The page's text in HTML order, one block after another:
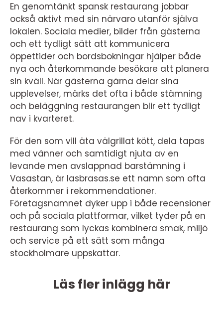
En genomtänkt spansk restaurang jobbar
också aktivt med sin närvaro utanför själva
lokalen. Sociala medier, bilder från gästerna
och ett tydligt sätt att kommunicera
öppettider och bordsbokningar hjälper både
nya och återkommande besökare att planera
sin kväll. När gästerna gärna delar sina
upplevelser, märks det ofta i både stämning
och beläggning restaurangen blir ett tydligt
nav i kvarteret.
För den som vill äta välgrillat kött, dela tapas
med vänner och samtidigt njuta av en
levande men avslappnad barstämning i
Vasastan, är lasbrasas.se ett namn som ofta
återkommer i rekommendationer.
Företagsnamnet dyker upp i både recensioner
och på sociala plattformar, vilket tyder på en
restaurang som lyckas kombinera smak, miljö
och service på ett sätt som många
stockholmare uppskattar.
Läs fler inlägg här